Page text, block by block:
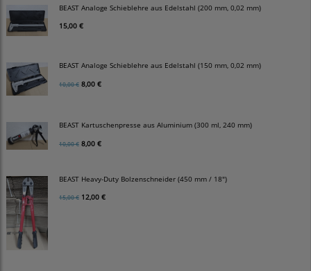
BEAST Analoge Schieblehre aus Edelstahl (200 mm, 0,02 mm)
15,00 €
BEAST Analoge Schieblehre aus Edelstahl (150 mm, 0,02 mm)
10,00 € 8,00 €
BEAST Kartuschenpresse aus Aluminium (300 ml, 240 mm)
10,00 € 8,00 €
BEAST Heavy-Duty Bolzenschneider (450 mm / 18")
15,00 € 12,00 €